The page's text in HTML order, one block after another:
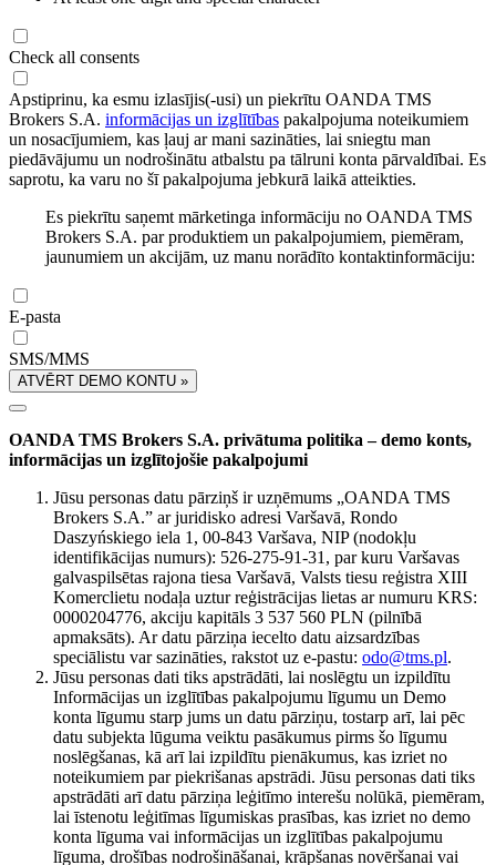
Check all consents
Apstiprinu, ka esmu izlasījis(-usi) un piekrītu OANDA TMS
Brokers S.A. informācijas un izglītības pakalpojuma noteikumiem
un nosacījumiem, kas ļauj ar mani sazināties, lai sniegtu man
piedāvājumu un nodrošinātu atbalstu pa tālruni konta pārvaldībai. Es
saprotu, ka varu no šī pakalpojuma jebkurā laikā atteikties.
Es piekrītu saņemt mārketinga informāciju no OANDA TMS
Brokers S.A. par produktiem un pakalpojumiem, piemēram,
jaunumiem un akcijām, uz manu norādīto kontaktinformāciju:
E-pasta
SMS/MMS
ATVĒRT DEMO KONTU »
OANDA TMS Brokers S.A. privātuma politika – demo konts,
informācijas un izglītojošie pakalpojumi
Jūsu personas datu pārziņš ir uzņēmums „OANDA TMS
Brokers S.A.” ar juridisko adresi Varšavā, Rondo
Daszyńskiego iela 1, 00-843 Varšava, NIP (nodokļu
identifikācijas numurs): 526-275-91-31, par kuru Varšavas
galvaspilsētas rajona tiesa Varšavā, Valsts tiesu reģistra XIII
Komerclietu nodaļa uztur reģistrācijas lietas ar numuru KRS:
0000204776, akciju kapitāls 3 537 560 PLN (pilnībā
apmaksāts). Ar datu pārziņa iecelto datu aizsardzības
speciālistu var sazināties, rakstot uz e-pastu: odo@tms.pl.
Jūsu personas dati tiks apstrādāti, lai noslēgtu un izpildītu
Informācijas un izglītības pakalpojumu līgumu un Demo
konta līgumu starp jums un datu pārziņu, tostarp arī, lai pēc
datu subjekta lūguma veiktu pasākumus pirms šo līgumu
noslēgšanas, kā arī lai izpildītu pienākumus, kas izriet no
noteikumiem par piekrišanas apstrādi. Jūsu personas dati tiks
apstrādāti arī datu pārziņa leģitīmo interešu nolūkā, piemēram,
lai īstenotu leģitīmas līgumiskas prasības, kas izriet no demo
konta līguma vai informācijas un izglītības pakalpojumu
līguma, drošības nodrošināšanai, krāpšanas novēršanai vai